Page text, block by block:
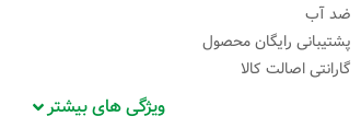
ضد آب
پشتیبانی رایگان محصول
گارانتی اصالت کالا
ویژگی های بیشتر